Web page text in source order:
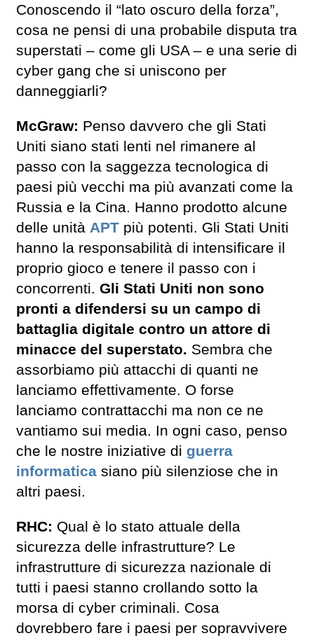
Conoscendo il “lato oscuro della forza”,
cosa ne pensi di una probabile disputa tra
superstati – come gli USA – e una serie di
cyber gang che si uniscono per
danneggiarli?
McGraw: Penso davvero che gli Stati
Uniti siano stati lenti nel rimanere al
passo con la saggezza tecnologica di
paesi più vecchi ma più avanzati come la
Russia e la Cina. Hanno prodotto alcune
delle unità APT più potenti. Gli Stati Uniti
hanno la responsabilità di intensificare il
proprio gioco e tenere il passo con i
concorrenti. Gli Stati Uniti non sono
pronti a difendersi su un campo di
battaglia digitale contro un attore di
minacce del superstato. Sembra che
assorbiamo più attacchi di quanti ne
lanciamo effettivamente. O forse
lanciamo contrattacchi ma non ce ne
vantiamo sui media. In ogni caso, penso
che le nostre iniziative di guerra
informatica siano più silenziose che in
altri paesi.
RHC: Qual è lo stato attuale della
sicurezza delle infrastrutture? Le
infrastrutture di sicurezza nazionale di
tutti i paesi stanno crollando sotto la
morsa di cyber criminali. Cosa
dovrebbero fare i paesi per sopravvivere